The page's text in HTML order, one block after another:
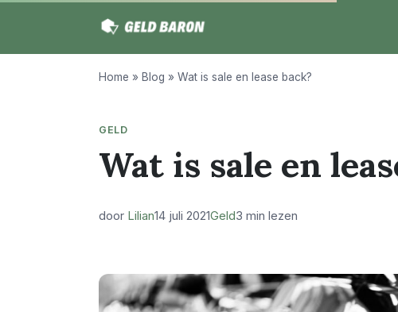
Home » Blog » Wat is sale en lease back?
GELD
Wat is sale en
door Lilian14 juli 2021Geld3 min lezen